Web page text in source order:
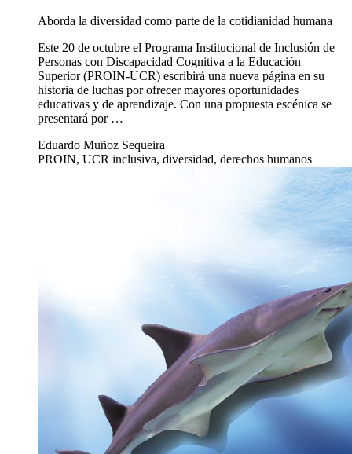
Aborda la diversidad como parte de la cotidianidad humana
Este 20 de octubre el Programa Institucional de Inclusión de
Personas con Discapacidad Cognitiva a la Educación
Superior (PROIN-UCR) escribirá una nueva página en su
historia de luchas por ofrecer mayores oportunidades
educativas y de aprendizaje. Con una propuesta escénica se
presentará por …
Eduardo Muñoz Sequeira
PROIN, UCR inclusiva, diversidad, derechos humanos